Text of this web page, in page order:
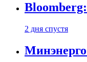
2 дня спустя